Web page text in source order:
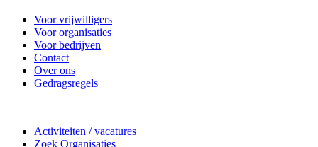
Voor vrijwilligers
Voor organisaties
Voor bedrijven
Contact
Over ons
Gedragsregels
Activiteiten / vacatures
Zoek Organisaties